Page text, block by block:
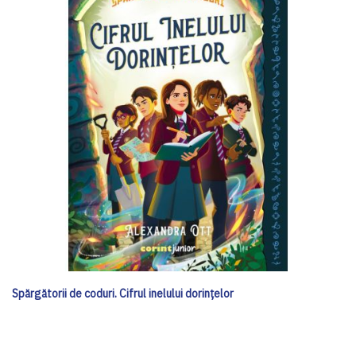
Spărgătorii de coduri. Cifrul inelului dorințelor